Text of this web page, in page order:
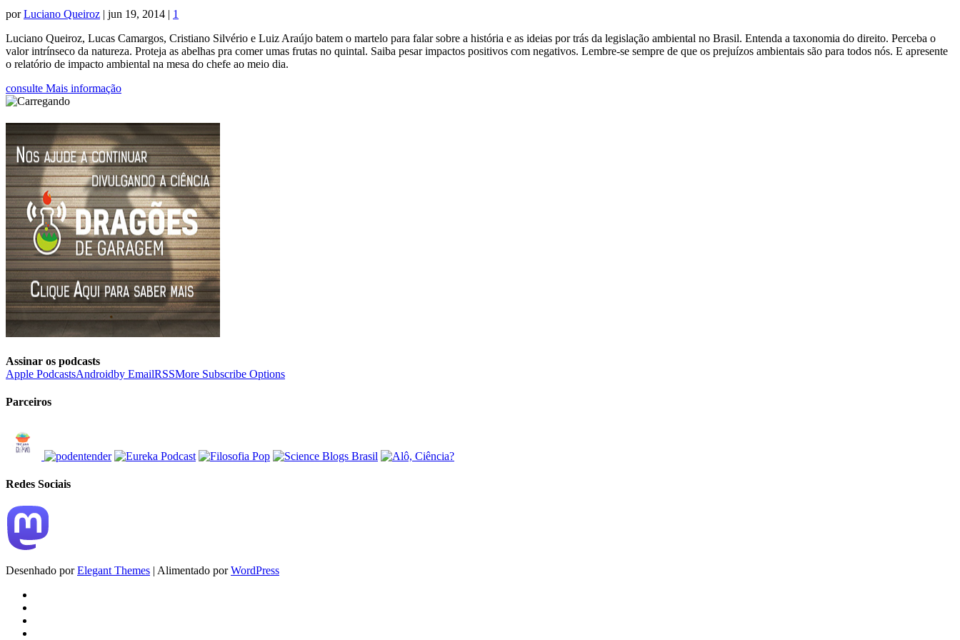
porLuciano Queiroz | jun 19, 2014 | 1
Luciano Queiroz, Lucas Camargos, Cristiano Silvério e Luiz Araújo batem o martelo para falar sobre a história e as ideias por trás da legislação ambiental no Brasil. Entenda a taxonomia do direito. Perceba o
valor intrínseco da natureza. Proteja as abelhas pra comer umas frutas no quintal. Saiba pesar impactos positivos com negativos. Lembre-se sempre de que os prejuízos ambientais são para todos nós. E apresente
o relatório de impacto ambiental na mesa do chefe ao meio dia.
consulte Mais informação
Assinar os podcasts
Apple PodcastsAndroidby EmailRSSMore Subscribe Options
Parceiros
Redes Sociais
Desenhado porElegant Themes | Alimentado porWordPress